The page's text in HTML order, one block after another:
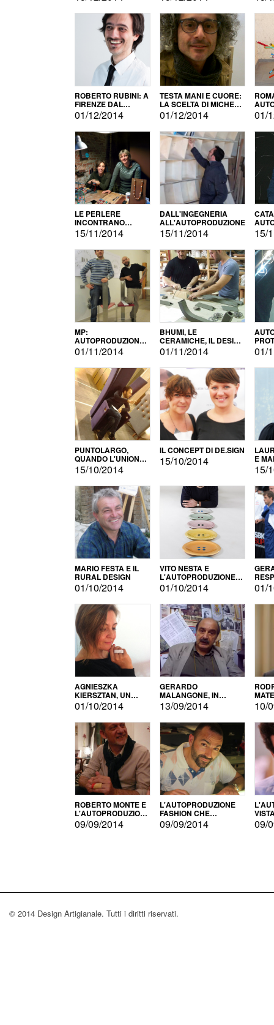
ROBERTO RUBINI: A
FIRENZE DAL
PRODOTTO ALLA
PROMOZIONE
01/12/2014
TESTA MANI E CUORE:
LA SCELTA DI MICHELE
BARBERIO
01/12/2014 01/
LE PERLERE
INCONTRANO
L'AUTOPRODUZIONE
15/11/2014
DALL'INGEGNERIA
ALL'AUTOPRODUZIONE
15/11/2014 15/
MP:
AUTOPRODUZIONE
E INNOVAZIONE
01/11/2014
BHUMI, LE
CERAMICHE, IL DESIGN
E L'AUTOPRODUZIONE
01/11/2014 01/
PUNTOLARGO,
QUANDO L'UNIONE
FA LA FORZA E
VINCE
15/10/2014
IL CONCEPT DI DE.SIGN
15/10/2014 E
15/
MARIO FESTA E IL
RURAL DESIGN
01/10/2014
VITO NESTA E
L'AUTOPRODUZIONE
COME RECUPERO DEI
SIMBOLI
01/10/2014 01/
AGNIESZKA
KIERSZTAN, UN
MODELLO DI
AUTOPRODUZIONE
01/10/2014
GERARDO
MALANGONE, IN
GIURIA PER IL
CONCORSO
LETTERARIO
13/09/2014 10/
ROBERTO MONTE E
L'AUTOPRODUZIONE
CON IL CENSIMENTO
09/09/2014
L'AUTOPRODUZIONE
FASHION CHE
CONQUISTA GLI USA
09/09/2014 09/
© 2014 Design Artigianale. Tutti i diritti riservati.